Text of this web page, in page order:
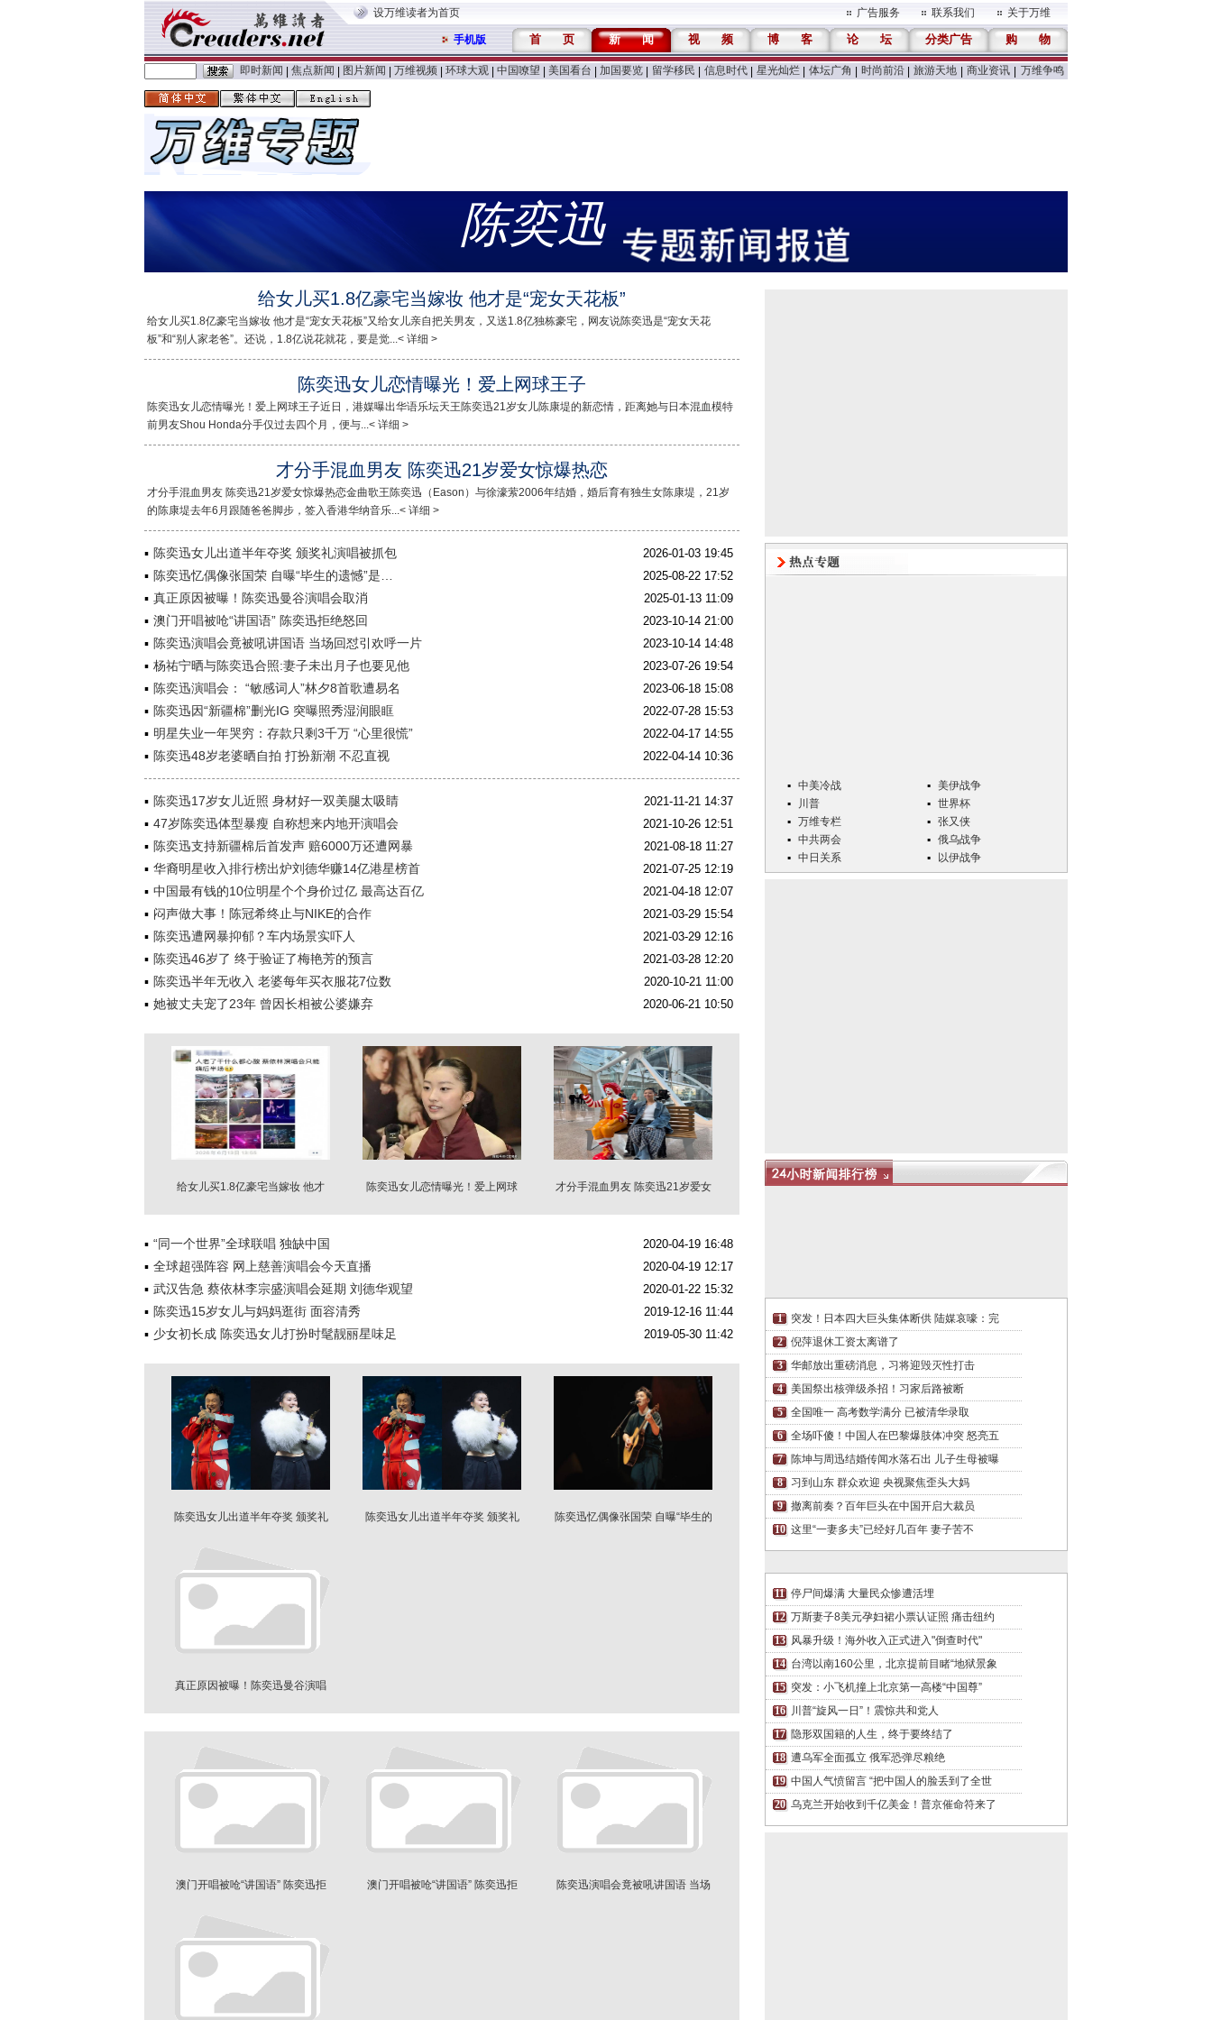
设万维读者为首页 广告服务 联系我们 关于万维
手机版 首 页 新 闻 视 频 博 客 论 坛 分类广告 购 物
即时新闻 焦点新闻 图片新闻 万维视频 环球大观 中国嘹望 美国看台 加国要览 留学移民 信息时代 星光灿烂 体坛广角 时尚前沿 旅游天地 商业资讯 万维争鸣
陈奕迅
给女儿买1.8亿豪宅当嫁妆 他才是“宠女天花板”
给女儿买1.8亿豪宅当嫁妆 他才是“宠女天花板”又给女儿亲自把关男友，又送1.8亿独栋豪宅，网友说陈奕迅是“宠女天花
板”和“别人家老爸”。还说，1.8亿说花就花，要是觉...< 详细 >
陈奕迅女儿恋情曝光！爱上网球王子
陈奕迅女儿恋情曝光！爱上网球王子近日，港媒曝出华语乐坛天王陈奕迅21岁女儿陈康堤的新恋情，距离她与日本混血模特
前男友Shou Honda分手仅过去四个月，便与...< 详细 >
才分手混血男友 陈奕迅21岁爱女惊爆热恋
才分手混血男友 陈奕迅21岁爱女惊爆热恋金曲歌王陈奕迅（Eason）与徐濠萦2006年结婚，婚后育有独生女陈康堤，21岁
的陈康堤去年6月跟随爸爸脚步，签入香港华纳音乐...< 详细 >
陈奕迅女儿出道半年夺奖 颁奖礼演唱被抓包 2026-01-03 19:45
陈奕迅忆偶像张国荣 自曝“毕生的遗憾”是… 2025-08-22 17:52
真正原因被曝！陈奕迅曼谷演唱会取消 2025-01-13 11:09
澳门开唱被呛“讲国语” 陈奕迅拒绝怒回 2023-10-14 21:00
陈奕迅演唱会竟被吼讲国语 当场回怼引欢呼一片 2023-10-14 14:48
杨祐宁晒与陈奕迅合照:妻子未出月子也要见他 2023-07-26 19:54
陈奕迅演唱会： “敏感词人”林夕8首歌遭易名 2023-06-18 15:08
陈奕迅因“新疆棉”删光IG 突曝照秀湿润眼眶 2022-07-28 15:53
明星失业一年哭穷：存款只剩3千万 “心里很慌” 2022-04-17 14:55
陈奕迅48岁老婆晒自拍 打扮新潮 不忍直视 2022-04-14 10:36
陈奕迅17岁女儿近照 身材好一双美腿太吸睛 2021-11-21 14:37
47岁陈奕迅体型暴瘦 自称想来内地开演唱会 2021-10-26 12:51
陈奕迅支持新疆棉后首发声 赔6000万还遭网暴 2021-08-18 11:27
华裔明星收入排行榜出炉刘德华赚14亿港星榜首 2021-07-25 12:19
中国最有钱的10位明星个个身价过亿 最高达百亿 2021-04-18 12:07
闷声做大事！陈冠希终止与NIKE的合作 2021-03-29 15:54
陈奕迅遭网暴抑郁？车内场景实吓人 2021-03-29 12:16
陈奕迅46岁了 终于验证了梅艳芳的预言 2021-03-28 12:20
陈奕迅半年无收入 老婆每年买衣服花7位数 2020-10-21 11:00
她被丈夫宠了23年 曾因长相被公婆嫌弃 2020-06-21 10:50
给女儿买1.8亿豪宅当嫁妆 他才
陈奕迅女儿恋情曝光！爱上网球
才分手混血男友 陈奕迅21岁爱女
“同一个世界”全球联唱 独缺中国 2020-04-19 16:48
全球超强阵容 网上慈善演唱会今天直播 2020-04-19 12:17
武汉告急 蔡依林李宗盛演唱会延期 刘德华观望 2020-01-22 15:32
陈奕迅15岁女儿与妈妈逛街 面容清秀 2019-12-16 11:44
少女初长成 陈奕迅女儿打扮时髦靓丽星味足 2019-05-30 11:42
陈奕迅女儿出道半年夺奖 颁奖礼
陈奕迅女儿出道半年夺奖 颁奖礼
陈奕迅忆偶像张国荣 自曝“毕生的
真正原因被曝！陈奕迅曼谷演唱
澳门开唱被呛“讲国语” 陈奕迅拒
澳门开唱被呛“讲国语” 陈奕迅拒
陈奕迅演唱会竟被吼讲国语 当场
中美冷战
美伊战争
川普
世界杯
万维专栏
张又侠
中共两会
俄乌战争
中日关系
以伊战争
突发！日本四大巨头集体断供 陆媒哀嚎：完
倪萍退休工资太离谱了
华邮放出重磅消息，习将迎毁灭性打击
美国祭出核弹级杀招！习家后路被断
全国唯一 高考数学满分 已被清华录取
全场吓傻！中国人在巴黎爆肢体冲突 怒亮五
陈坤与周迅结婚传闻水落石出 儿子生母被曝
习到山东 群众欢迎 央视聚焦歪头大妈
撤离前奏？百年巨头在中国开启大裁员
这里“一妻多夫”已经好几百年 妻子苦不
停尸间爆满 大量民众惨遭活埋
万斯妻子8美元孕妇裙小票认证照 痛击纽约
风暴升级！海外收入正式进入"倒查时代"
台湾以南160公里，北京提前目睹“地狱景象
突发：小飞机撞上北京第一高楼“中国尊”
川普“旋风一日”！震惊共和党人
隐形双国籍的人生，终于要终结了
遭乌军全面孤立 俄军恐弹尽粮绝
中国人气愤留言 “把中国人的脸丢到了全世
乌克兰开始收到千亿美金！普京催命符来了